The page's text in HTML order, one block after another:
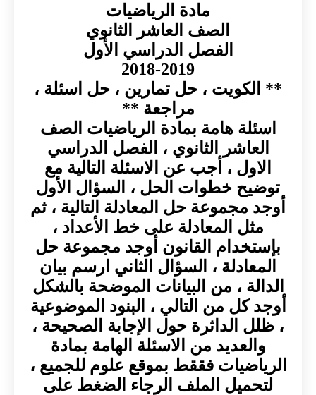
مادة الرياضيات
الصف العاشر الثانوي
الفصل الدراسي الأول
2018-2019
** الكويت ، حل تمارين ، حل اسئلة ،
مراجعة **
اسئلة هامة بمادة الرياضيات الصف
العاشر الثانوي ، الفصل الدراسي
الاول ، أجب عن الاسئلة التالية مع
توضيح خطوات الحل ، السؤال الأول
أوجد مجموعة حل المعادلة التالية ، ثم
مثل المعادلة على خط الأعداد ،
بإستخدام القانون أوجد مجموعة حل
المعادلة ، السؤال الثاني ارسم بيان
الدالة ، من البيانات الموضحة بالشكل
أوجد كل من التالي ، البنود الموضوعية
، ظلل الداثرة حول الإجابة الصحيحة ،
والعديد من الاسئلة الهامة بمادة
الرياضيات فققط بموقع علوم للجميع ،
لتحميل الملف الرجاء الضغط على